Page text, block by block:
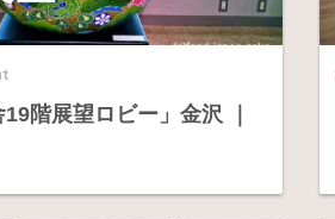
19階展望ロビー」金沢 ｜